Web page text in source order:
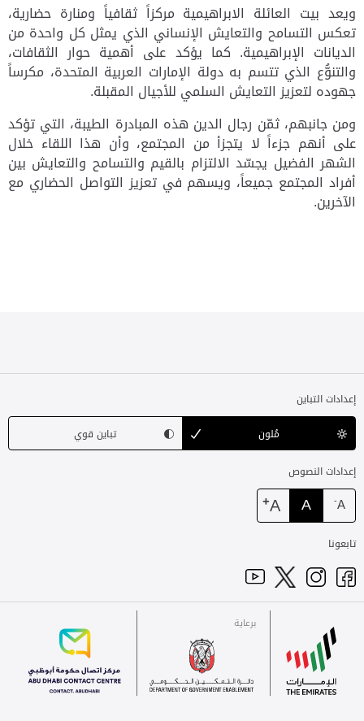
ويعد بيت العائلة الابراهيمية مركزاً ثقافياً ومنارة حضارية،
تعكس التسامح والتعايش الإنساني الذي يمثل كل واحدة من
الديانات الإبراهيمية. كما يؤكد على أهمية حوار الثقافات،
والتنوُّع الذي تتسم به دولة الإمارات العربية المتحدة، مكرساً
جهوده لتعزيز التعايش السلمي للأجيال المقبلة.
ومن جانبهم، ثمّن رجال الدين هذه المبادرة الطيبة، التي تؤكد
على أنهم جزءاً لا يتجزأ من المجتمع، وأن هذا اللقاء خلال
الشهر الفضيل يجسّد الالتزام بالقيم والتسامح والتعايش بين
أفراد المجتمع جميعاً، ويسهم في تعزيز التواصل الحضاري مع
الآخرين.
إعدادات التباين
مُلون
تباين قوي
إعدادات النصوص
A
-
A
A
+
تابعونا
الإمارات
برعاية
للاتصال